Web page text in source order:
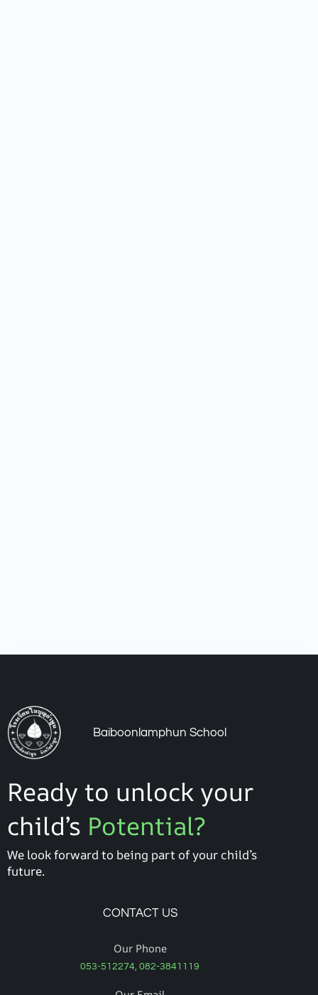
Baiboonlamphun School
Ready to unlock your
child’s Potential?
We look forward to being part of your child’s
future.
CONTACT US
Our Phone
053-512274, 082-3841119